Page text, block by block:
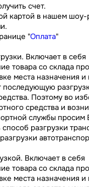
счет.
картой в нашем шоу-
"Оплата"
Включает в себя
товара со склада
места назначения и
последующую
Поэтому во
средства и
службы просим
разгрузки
Включает в себя
товара со склада
места назначения